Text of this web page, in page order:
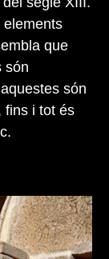
elements
que
són
són
fins i tot és